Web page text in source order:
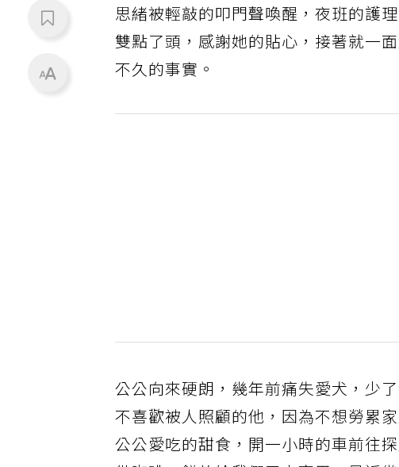
思緒被輕敲的叩門聲喚醒，夜班的護
雙點了頭，感謝她的貼心，接著就一
不久的事實。
公公向來硬朗，幾年前痛失愛犬，少
不喜歡被人照顧的他，因為不想勞累
公公愛吃的甜食，開一小時的車前往